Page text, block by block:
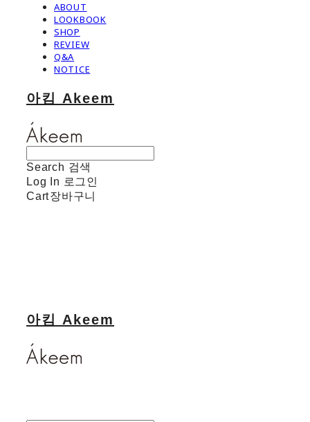
ABOUT
LOOKBOOK
SHOP
REVIEW
Q&A
NOTICE
아킴 Akeem
Search 검색
Log In 로그인
Cart장바구니
아킴 Akeem